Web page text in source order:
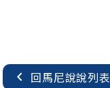
chevron_left 回馬尼說說列表